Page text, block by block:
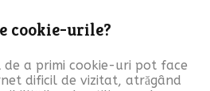
cookie-urile?
de a primi cookie-uri pot face
dificil de vizitat, atrăgând